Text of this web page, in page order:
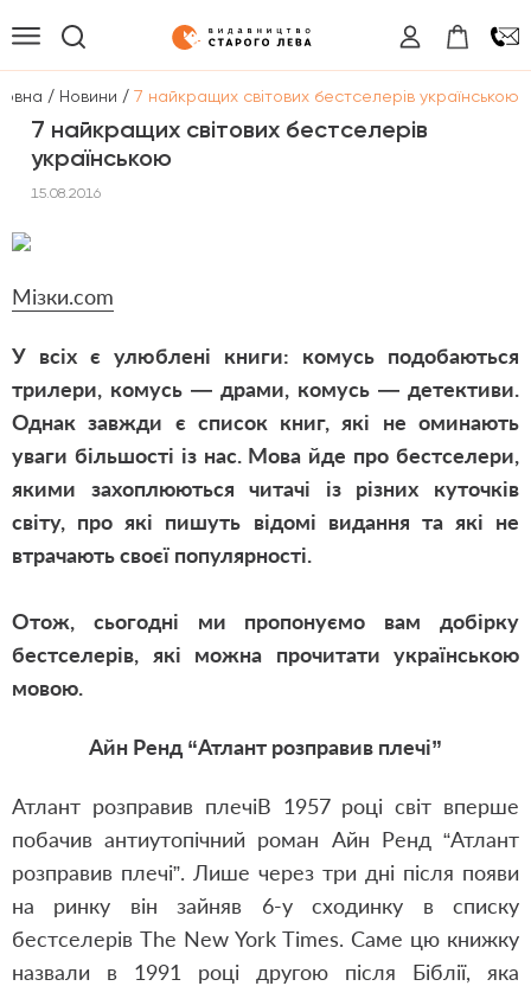
/ Новини / 7 найкращих світових бестселерів українською
7 найкращих світових бестселерів
українською
15.08.2016
Мізки.com
У всіх є улюблені книги: комусь подобаються
трилери, комусь — драми, комусь — детективи.
Однак завжди є список книг, які не оминають
уваги більшості із нас. Мова йде про бестселери,
якими захоплюються читачі із різних куточків
світу, про які пишуть відомі видання та які не
втрачають своєї популярності.
Отож, сьогодні ми пропонуємо вам добірку
бестселерів, які можна прочитати українською
мовою.
Айн Ренд “Атлант розправив плечі”
Атлант розправив плечіВ 1957 році світ вперше
побачив антиутопічний роман Айн Ренд “Атлант
розправив плечі”. Лише через три дні після появи
на ринку він зайняв 6-у сходинку в списку
бестселерів The New York Times. Саме цю книжку
назвали в 1991 році другою після Біблії, яка